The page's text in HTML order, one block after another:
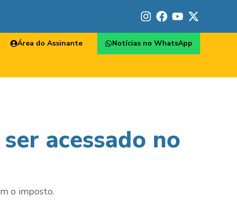
Área do Assinante Notícias no WhatsApp
acessado no
o imposto.